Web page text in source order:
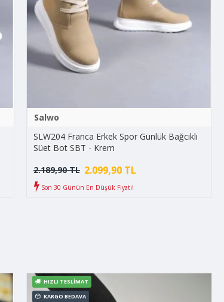
Salwo
SLW204 Franca Erkek Spor Günlük Bağcıklı
Süet Bot SBT - Krem
2.099,90 TL
2.189,90 TL
Son 30 Günün En Düşük Fiyatı!
KARGO BEDAVA
HIZLI TESLIMAT